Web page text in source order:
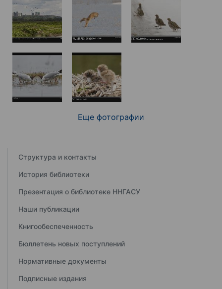
Еще фотографии
Структура и контакты
История библиотеки
Презентация о библиотеке ННГАСУ
Наши публикации
Книгообеспеченность
Бюллетень новых поступлений
Нормативные документы
Подписные издания